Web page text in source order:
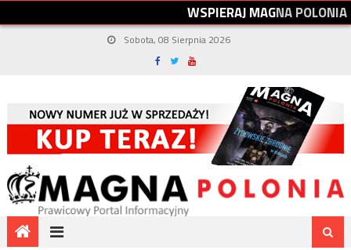
WSPIERAJMAGNAPOLONIA
Sobota, 08 Sierpnia 2026